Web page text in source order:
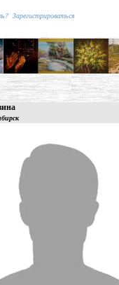
Зарегистрироваться